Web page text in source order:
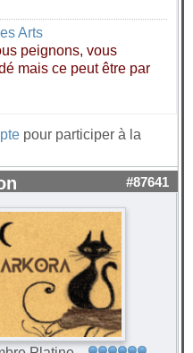
Arts
peignons, vous
mais ce peut être par
pour participer à la
#87641